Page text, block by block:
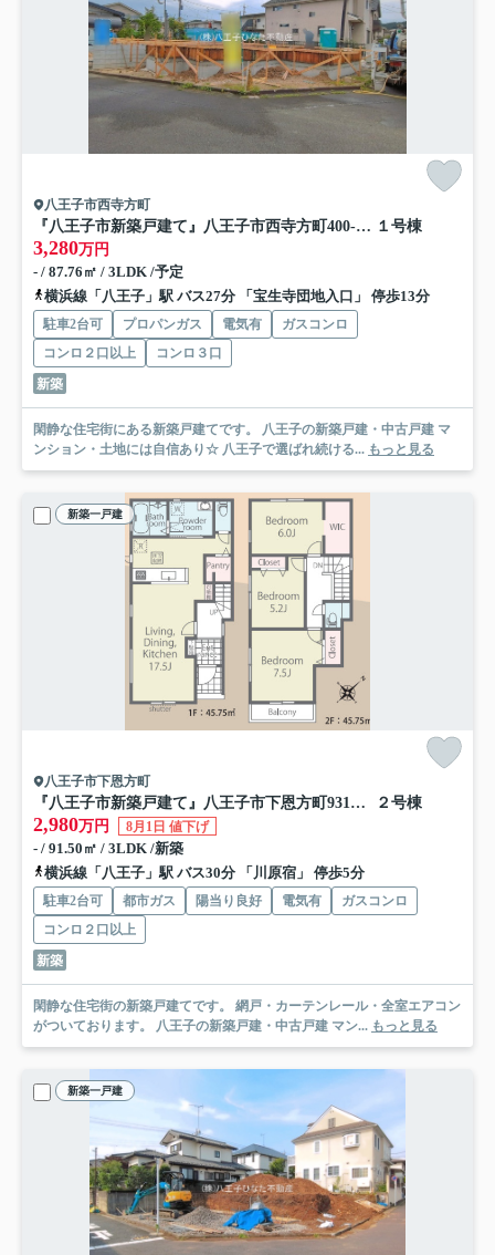
八王子市西寺方町
『八王子市新築戸建て』八王子市西寺方町400-47【仲介手数料無料】 ２期 １号棟
3,280万円
- / 87.76㎡ / 3LDK /予定
横浜線「八王子」駅 バス27分 「宝生寺団地入口」 停歩13分
駐車2台可 プロパンガス 電気有
ガスコンロ
コンロ２口以上
コンロ３口
新築
閑静な住宅街にある新築戸建てです。 八王子の新築戸建・中古戸建 マ
ンション・土地には自信あり☆ 八王子で選ばれ続ける... もっと見る
新築一戸建
八王子市下恩方町
『八王子市新築戸建て』八王子市下恩方町931【仲介手数料無料】 ２４－１期 ２号棟
2,980万円 8月1日 値下げ
- / 91.50㎡ / 3LDK /新築
横浜線「八王子」駅 バス30分 「川原宿」 停歩5分
駐車2台可 都市ガス 陽当り良好 電気有
ガスコンロ
コンロ２口以上
新築
閑静な住宅街の新築戸建てです。 網戸・カーテンレール・全室エアコン
がついております。 八王子の新築戸建・中古戸建 マン... もっと見る
新築一戸建